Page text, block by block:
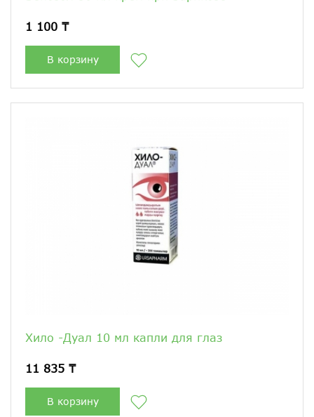
1 100 ₸
В корзину
Хило -Дуал 10 мл капли для глаз
11 835 ₸
В корзину